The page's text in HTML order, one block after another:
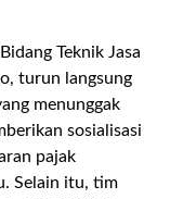
Bidang Teknik Jasa
, turun langsung
menunggak
sosialisasi
pajak
Selain itu, tim